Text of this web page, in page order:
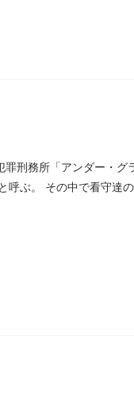
罪刑務所「アンダー・グ
ぶ。 その中で看守達の